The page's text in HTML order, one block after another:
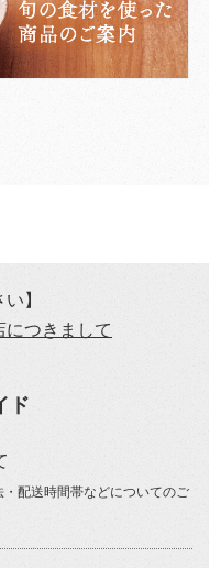
】
つきまして
ド
配送時間帯などについてのご